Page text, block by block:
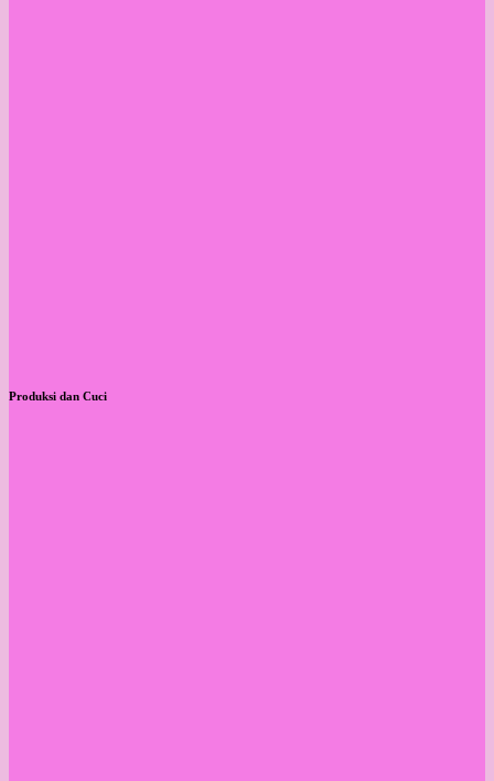
Produksi dan Cuci